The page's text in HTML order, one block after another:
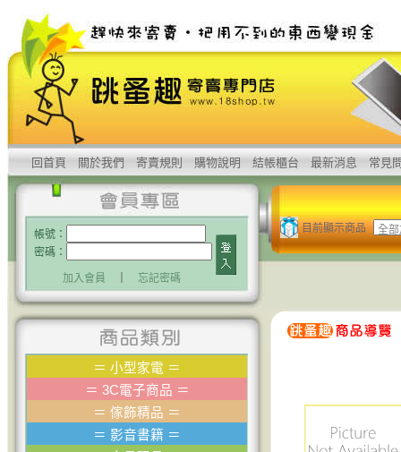
回首頁 關於我們 寄賣規則 購物說明 結帳櫃台 最新消息 常見
帳號：
密碼：
加入會員 忘記密碼
目前顯示商品
＝ 小型家電 ＝
＝ 3C電子商品 ＝
＝ 傢飾精品 ＝
＝ 影音書籍 ＝